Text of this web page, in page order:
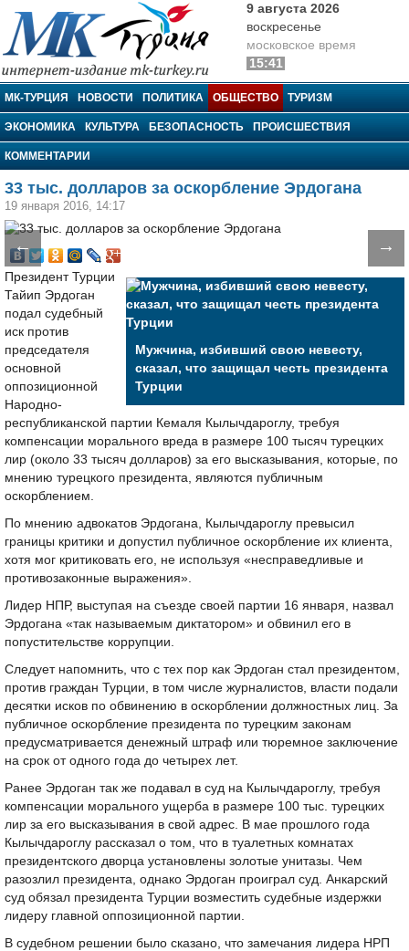
МК-Турция
9 августа 2026
воскресенье
московское время
15:41
МК-ТУРЦИЯ НОВОСТИ ПОЛИТИКА ОБЩЕСТВО ТУРИЗМ
ЭКОНОМИКА КУЛЬТУРА БЕЗОПАСНОСТЬ ПРОИСШЕСТВИЯ
КОММЕНТАРИИ
33 тыс. долларов за оскорбление Эрдогана
19 января 2016, 14:17
← →
Мужчина, избивший свою невесту,
сказал, что защищал честь президента
Турции
Президент Турции
Тайип Эрдоган
подал судебный
иск против
председателя
основной
оппозиционной
Народно-
республиканской партии Кемаля Кылычдароглу, требуя
компенсации морального вреда в размере 100 тысяч турецких
лир (около 33 тысяч долларов) за его высказывания, которые, по
мнению турецкого президента, являются публичным
оскорблением.
По мнению адвокатов Эрдогана, Кылычдароглу превысил
границы критики и допустил публичное оскорбление их клиента,
хотя мог критиковать его, не используя «несправедливые и
противозаконные выражения».
Лидер НПР, выступая на съезде своей партии 16 января, назвал
Эрдогана «так называемым диктатором» и обвинил его в
попустительстве коррупции.
Следует напомнить, что с тех пор как Эрдоган стал президентом,
против граждан Турции, в том числе журналистов, власти подали
десятки исков по обвинению в оскорблении должностных лиц. За
публичное оскорбление президента по турецким законам
предусматривается денежный штраф или тюремное заключение
на срок от одного года до четырех лет.
Ранее Эрдоган так же подавал в суд на Кылычдароглу, требуя
компенсации морального ущерба в размере 100 тыс. турецких
лир за его высказывания в свой адрес. В мае прошлого года
Кылычдароглу рассказал о том, что в туалетных комнатах
президентского дворца установлены золотые унитазы. Чем
разозлил президента, однако Эрдоган проиграл суд. Анкарский
суд обязал президента Турции возместить судебные издержки
лидеру главной оппозиционной партии.
В судебном решении было сказано, что замечания лидера НРП